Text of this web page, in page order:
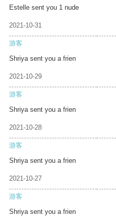
Estelle sent you 1 nude
2021-10-31
游客
Shriya sent you a frien
2021-10-29
游客
Shriya sent you a frien
2021-10-28
游客
Shriya sent you a frien
2021-10-27
游客
Shriya sent you a frien